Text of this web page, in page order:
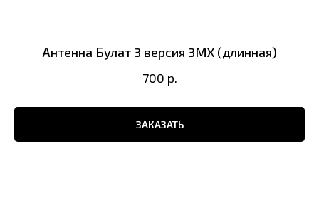
Антенна Булат 3 версия 3MX (длинная)
700 р.
ЗАКАЗАТЬ